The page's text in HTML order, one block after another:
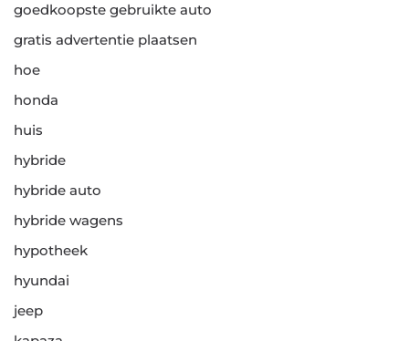
goedkoopste gebruikte auto
gratis advertentie plaatsen
hoe
honda
huis
hybride
hybride auto
hybride wagens
hypotheek
hyundai
jeep